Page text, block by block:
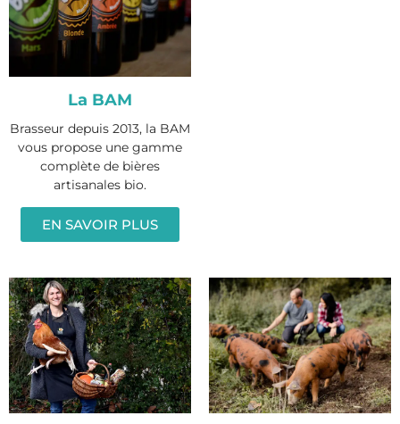
La BAM
Brasseur depuis 2013, la BAM
vous propose une gamme
complète de bières
artisanales bio.
EN SAVOIR PLUS